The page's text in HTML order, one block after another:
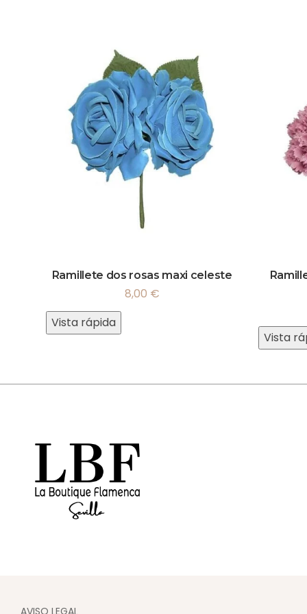
Ramillete dos rosas maxi celeste
8,00 €
Vista rápida
Vista
AVISO LEGAL